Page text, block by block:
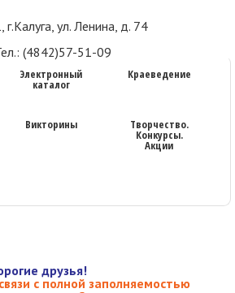
ул. Ленина, д. 74
(4842)57-51-09
Электронный
каталог
Краеведение
Викторины Творчество.
Конкурсы.
Акции
друзья!
с полной заполняемостью